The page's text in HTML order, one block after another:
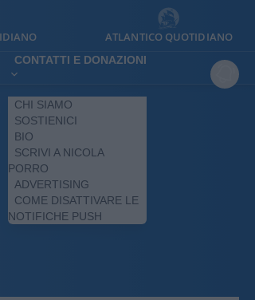
ATLANTICO QUOTIDIANO
CONTATTI E DONAZIONI
CHI SIAMO
SOSTIENICI
BIO
SCRIVI A NICOLA
PORRO
ADVERTISING
COME DISATTIVARE LE
NOTIFICHE PUSH